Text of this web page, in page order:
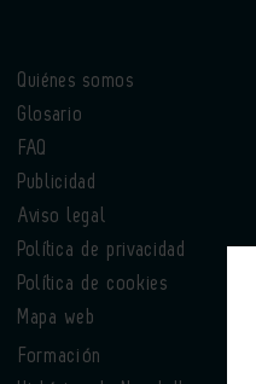
Quiénes somos
Glosario
FAQ
Publicidad
Aviso legal
Política de privacidad
Política de cookies
Mapa web
Formación